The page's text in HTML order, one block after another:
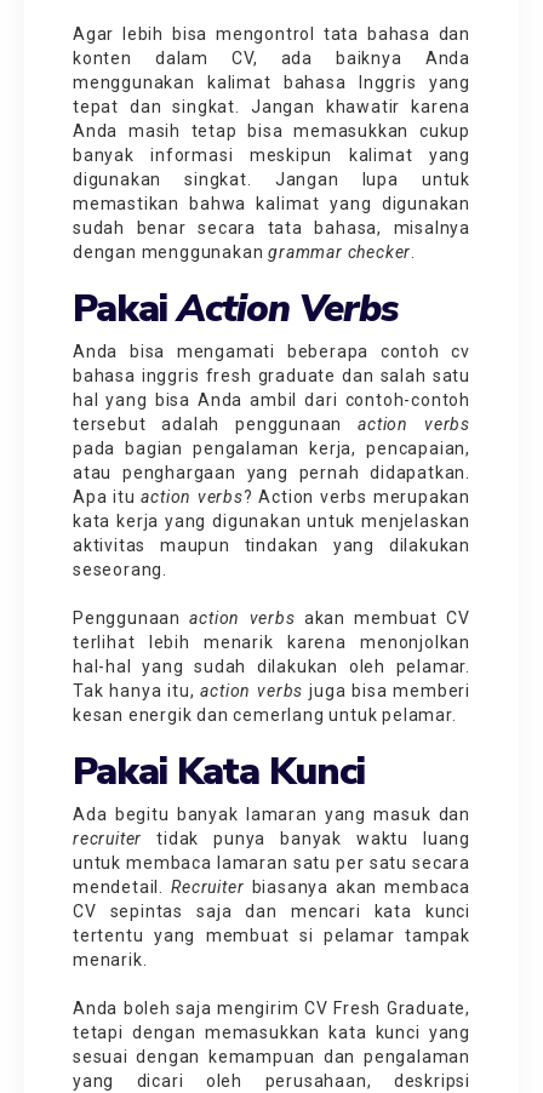
Agar lebih bisa mengontrol tata bahasa dan
konten dalam CV, ada baiknya Anda
menggunakan kalimat bahasa Inggris yang
tepat dan singkat. Jangan khawatir karena
Anda masih tetap bisa memasukkan cukup
banyak informasi meskipun kalimat yang
digunakan singkat. Jangan lupa untuk
memastikan bahwa kalimat yang digunakan
sudah benar secara tata bahasa, misalnya
dengan menggunakangrammar checker
PakaiAction Verbs
Anda bisa mengamati beberapa contoh cv
bahasa inggris fresh graduate dan salah satu
hal yang bisa Anda ambil dari contoh-contoh
tersebut adalah penggunaanaction verbs
pada bagian pengalaman kerja, pencapaian,
atau penghargaan yang pernah didapatkan.
Apa ituaction verbs? Action verbs merupakan
kata kerja yang digunakan untuk menjelaskan
aktivitas maupun tindakan yang dilakukan
seseorang.
Penggunaanaction verbs akan membuat CV
terlihat lebih menarik karena menonjolkan
hal-hal yang sudah dilakukan oleh pelamar.
Tak hanya itu,action verbs juga bisa memberi
kesan energik dan cemerlang untuk pelamar.
Pakai Kata Kunci
Ada begitu banyak lamaran yang masuk dan
recruiter tidak punya banyak waktu luang
untuk membaca lamaran satu per satu secara
mendetail.Recruiter biasanya akan membaca
CV sepintas saja dan mencari kata kunci
tertentu yang membuat si pelamar tampak
menarik.
Anda boleh saja mengirimCV Fresh Graduate,
tetapi dengan memasukkan kata kunci yang
sesuai dengan kemampuan dan pengalaman
yang dicari oleh perusahaan, deskripsi